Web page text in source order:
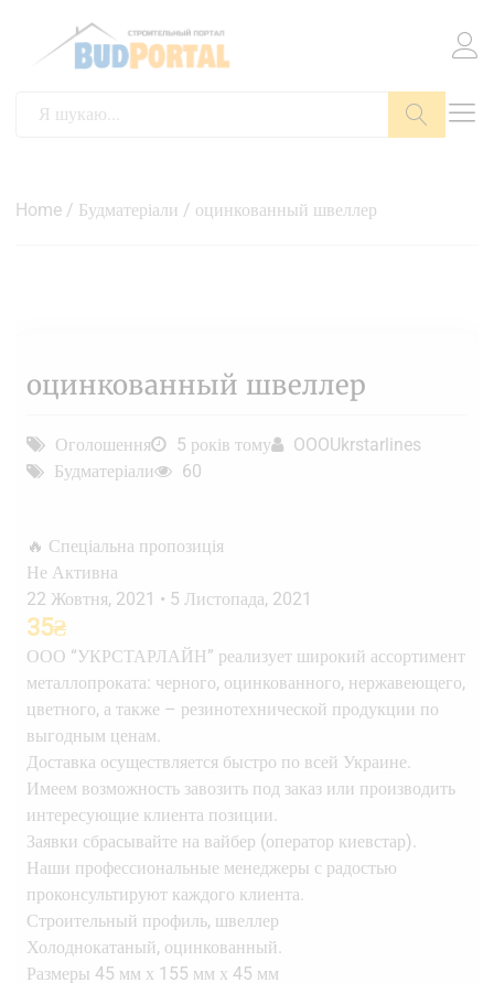
Home / Будматеріали / оцинкованный швеллер
оцинкованный швеллер
Оголошення 5 років тому
OOOUkrstarlines
Будматеріали
60
🔥 Спеціальна пропозиція
Не Активна
22 Жовтня, 2021 • 5 Листопада, 2021
35₴
ООО “УКРСТАРЛАЙН” реализует широкий ассортимент
металлопроката: черного, оцинкованного, нержавеющего,
цветного, а также – резинотехнической продукции по
выгодным ценам.
Доставка осуществляется быстро по всей Украине.
Имеем возможность завозить под заказ или производить
интересующие клиента позиции.
Заявки сбрасывайте на вайбер (оператор киевстар).
Наши профессиональные менеджеры с радостью
проконсультируют каждого клиента.
Строительный профиль, швеллер
Холоднокатаный, оцинкованный.
Размеры 45 мм х 155 мм х 45 мм